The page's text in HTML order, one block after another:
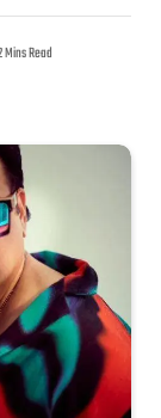
Mins Read